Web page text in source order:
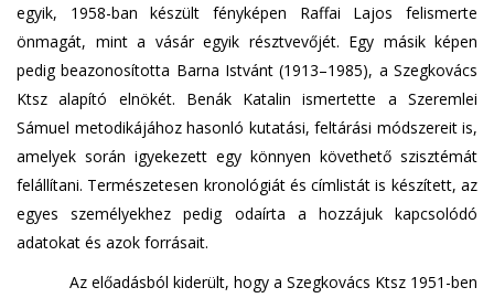
egyik, 1958-ban készült fényképen Raffai Lajos felismerte
önmagát, mint a vásár egyik résztvevőjét. Egy másik képen
pedig beazonosította Barna Istvánt (1913–1985), a Szegkovács
Ktsz alapító elnökét. Benák Katalin ismertette a Szeremlei
Sámuel metodikájához hasonló kutatási, feltárási módszereit is,
amelyek során igyekezett egy könnyen követhető szisztémát
felállítani. Természetesen kronológiát és címlistát is készített, az
egyes személyekhez pedig odaírta a hozzájuk kapcsolódó
adatokat és azok forrásait.
Az előadásból kiderült, hogy a Szegkovács Ktsz 1951-ben